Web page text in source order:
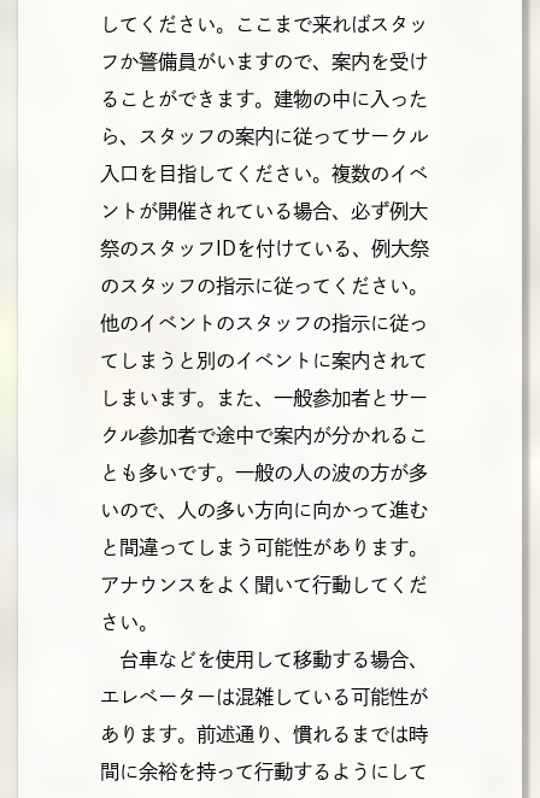
してください。ここまで来ればスタッ
フか警備員がいますので、案内を受け
ることができます。建物の中に入った
ら、スタッフの案内に従ってサークル
入口を目指してください。複数のイベ
ントが開催されている場合、必ず例大
祭のスタッフIDを付けている、例大祭
のスタッフの指示に従ってください。
他のイベントのスタッフの指示に従っ
てしまうと別のイベントに案内されて
しまいます。また、一般参加者とサー
クル参加者で途中で案内が分かれるこ
とも多いです。一般の人の波の方が多
いので、人の多い方向に向かって進む
と間違ってしまう可能性があります。
アナウンスをよく聞いて行動してくだ
さい。
台車などを使用して移動する場合、
エレベーターは混雑している可能性が
あります。前述通り、慣れるまでは時
間に余裕を持って行動するようにして